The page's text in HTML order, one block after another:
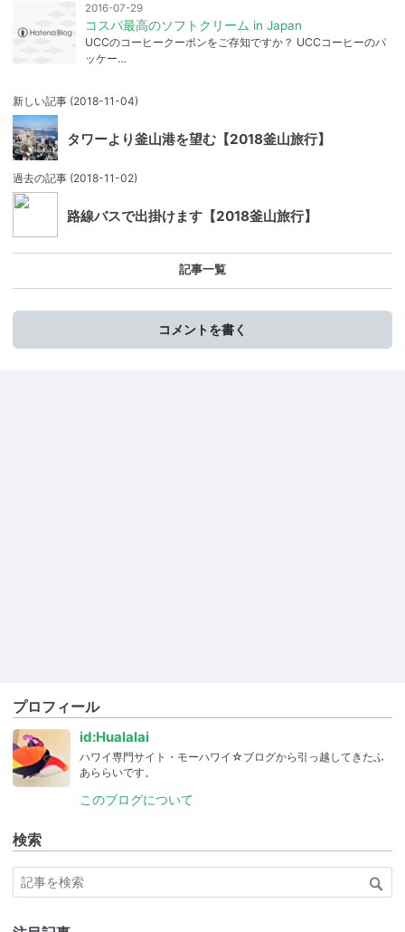
2016-07-29
コスパ最高のソフトクリーム in Japan
UCCのコーヒークーポンをご存知ですか？ UCCコーヒーのパ
ッケー…
新しい記事 (2018-11-04)
タワーより釜山港を望む【2018釜山旅行】
過去の記事 (2018-11-02)
路線バスで出掛けます【2018釜山旅行】
記事一覧
コメントを書く
プロフィール
id:Hualalai
ハワイ専門サイト・モーハワイ☆ブログから引っ越してきたふ
あららいです。
このブログについて
検索